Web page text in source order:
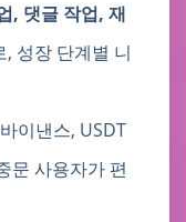
, 댓글 작업, 재
성장 단계별 니
이낸스, USDT
문 사용자가 편